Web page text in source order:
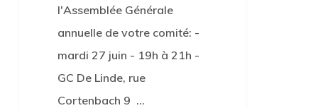
l'Assemblée Générale
annuelle de votre comité: -
mardi 27 juin - 19h à 21h -
GC De Linde, rue
Cortenbach 9 …